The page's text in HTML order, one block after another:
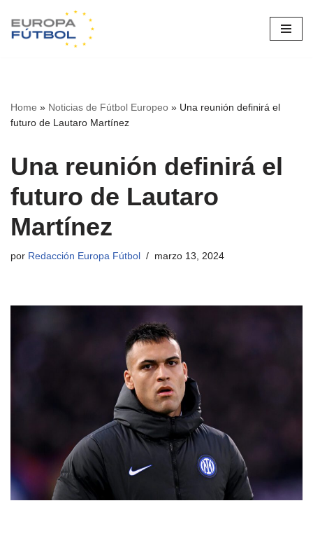
Saltar
Home » Noticias de Fútbol Europeo » Una reunión definirá el
futuro de Lautaro Martínez
Una reunión definirá el
futuro de Lautaro
Martínez
por Redacción Europa Fútbol marzo 13, 2024